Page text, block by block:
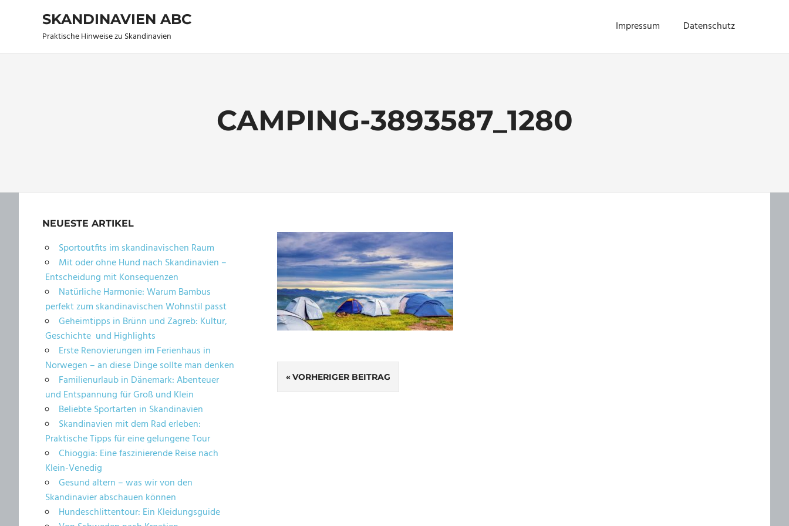
SKANDINAVIEN ABC
Praktische Hinweise zu Skandinavien
Impressum Datenschutz
CAMPING-3893587_1280
Beitragsnavigation
VORHERIGER BEITRAG
NEUESTE ARTIKEL
Sportoutfits im skandinavischen Raum
Mit oder ohne Hund nach Skandinavien –
Entscheidung mit Konsequenzen
Natürliche Harmonie: Warum Bambus
perfekt zum skandinavischen Wohnstil passt
Geheimtipps in Brünn und Zagreb: Kultur,
Geschichte und Highlights
Erste Renovierungen im Ferienhaus in
Norwegen – an diese Dinge sollte man denken
Familienurlaub in Dänemark: Abenteuer
und Entspannung für Groß und Klein
Beliebte Sportarten in Skandinavien
Skandinavien mit dem Rad erleben:
Praktische Tipps für eine gelungene Tour
Chioggia: Eine faszinierende Reise nach
Klein-Venedig
Gesund altern – was wir von den
Skandinavier abschauen können
Hundeschlittentour: Ein Kleidungsguide